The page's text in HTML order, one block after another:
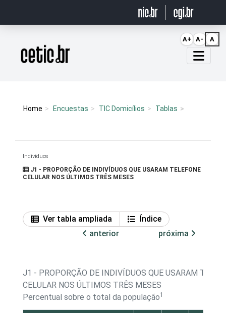
Página inicial
Home Encuestas TIC Domicílios Tablas
Indivíduos
J1 - PROPORÇÃO DE INDIVÍDUOS QUE USARAM TELEFONE
CELULAR NOS ÚLTIMOS TRÊS MESES
Ver tabla ampliada
Índice
anterior
próxima
J1 - PROPORÇÃO DE INDIVÍDUOS QUE USARAM
CELULAR NOS ÚLTIMOS TRÊS MESES
Percentual sobre o total da população1
A+ A- A